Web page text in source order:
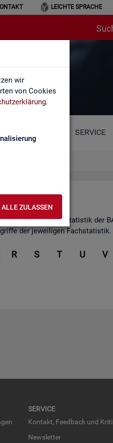
wir
von Cookies
.
ALLE ZULASSEN
LEICHTE SPRACHE
SERVICE
Pro­duk­ten der Sta­tis­tik der
der je­wei­li­gen Fach­sta­tis­tik.
R S T U V
SER­VICE
Kon­takt, Feed­back und
News­let­ter